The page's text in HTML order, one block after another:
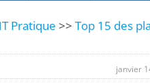
Pratique >> Top 15 des
janvier